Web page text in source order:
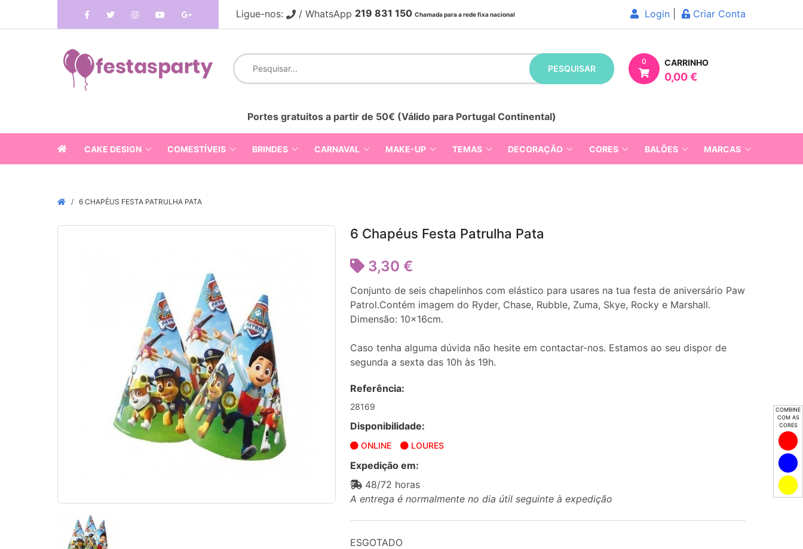
COMBINE
COM AS
CORES
Ligue-nos: / WhatsApp 219 831 150 Chamada para a rede fixa nacional Login Criar Conta
PESQUISAR
0 CARRINHO
0,00 €
Portes gratuitos a partir de 50€ (Válido para Portugal Continental)
CAKE DESIGN COMESTÍVEIS BRINDES CARNAVAL MAKE-UP TEMAS DECORAÇÃO CORES BALÕES MARCAS
6 CHAPÉUS FESTA PATRULHA PATA
6 Chapéus Festa Patrulha Pata
3,30 €
Conjunto de seis chapelinhos com elástico para usares na tua festa de aniversário Paw
Patrol.Contém imagem do Ryder, Chase, Rubble, Zuma, Skye, Rocky e Marshall.
Dimensão: 10x16cm.
Caso tenha alguma dúvida não hesite em contactar-nos. Estamos ao seu dispor de
segunda a sexta das 10h às 19h.
Referência:
28169
Disponibilidade:
ONLINE LOURES
Expedição em:
48/72 horas
A entrega é normalmente no dia útil seguinte à expedição
ESGOTADO